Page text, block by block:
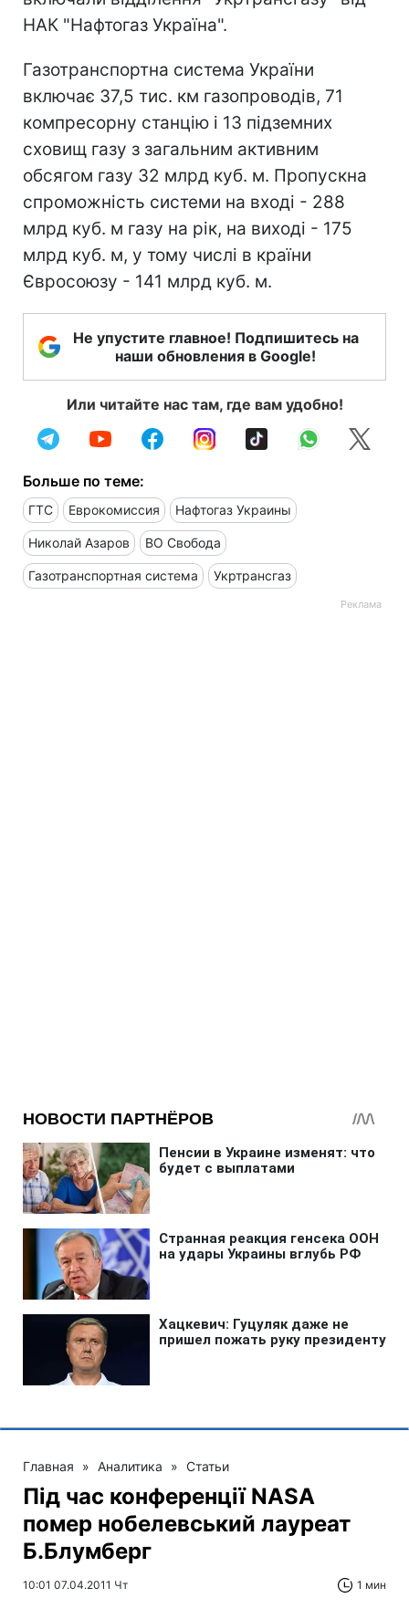
НАК "Нафтогаз Україна".
Газотранспортна система України
включає 37,5 тис. км газопроводів, 71
компресорну станцію і 13 підземних
сховищ газу з загальним активним
обсягом газу 32 млрд куб. м. Пропускна
спроможність системи на вході - 288
млрд куб. м газу на рік, на виході - 175
млрд куб. м, у тому числі в країни
Євросоюзу - 141 млрд куб. м.
Не упустите главное! Подпишитесь на
наши обновления в Google!
Или читайте нас там, где вам удобно!
Больше по теме:
ГТС Еврокомиссия Нафтогаз Украины
Николай Азаров ВО Свобода
Газотранспортная система Укртрансгаз
Главная » Аналитика » Статьи
Під час конференції NASA
помер нобелевський лауреат
Б.Блумберг
10:01 07.04.2011 Чт 1 мин